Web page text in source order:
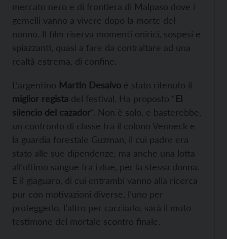
mercato nero e di frontiera di Malpaso dove i
gemelli vanno a vivere dopo la morte del
nonno. Il film riserva momenti onirici, sospesi e
spiazzanti, quasi a fare da contraltare ad una
realtà estrema, di confine.
L’argentino Martin Desalvo è stato ritenuto il
miglior regista del festival. Ha proposto “El
silencio del cazador“. Non è solo, e basterebbe,
un confronto di classe tra il colono Venneck e
la guardia forestale Guzman, il cui padre era
stato alle sue dipendenze, ma anche una lotta
all’ultimo sangue tra i due, per la stessa donna.
E il giaguaro, di cui entrambi vanno alla ricerca
pur con motivazioni diverse, l’uno per
proteggerlo, l’altro per cacciarlo, sarà il muto
testimone del mortale scontro finale.